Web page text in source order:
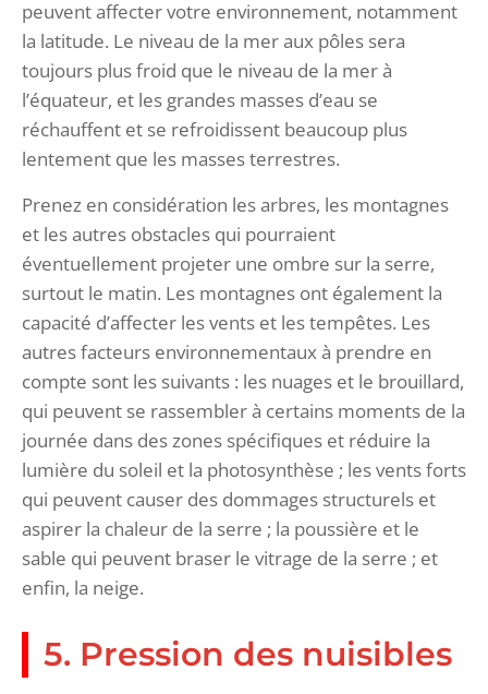
peuvent affecter votre environnement, notamment
la latitude. Le niveau de la mer aux pôles sera
toujours plus froid que le niveau de la mer à
l’équateur, et les grandes masses d’eau se
réchauffent et se refroidissent beaucoup plus
lentement que les masses terrestres.
Prenez en considération les arbres, les montagnes
et les autres obstacles qui pourraient
éventuellement projeter une ombre sur la serre,
surtout le matin. Les montagnes ont également la
capacité d’affecter les vents et les tempêtes. Les
autres facteurs environnementaux à prendre en
compte sont les suivants : les nuages et le brouillard,
qui peuvent se rassembler à certains moments de la
journée dans des zones spécifiques et réduire la
lumière du soleil et la photosynthèse ; les vents forts
qui peuvent causer des dommages structurels et
aspirer la chaleur de la serre ; la poussière et le
sable qui peuvent braser le vitrage de la serre ; et
enfin, la neige.
5. Pression des nuisibles